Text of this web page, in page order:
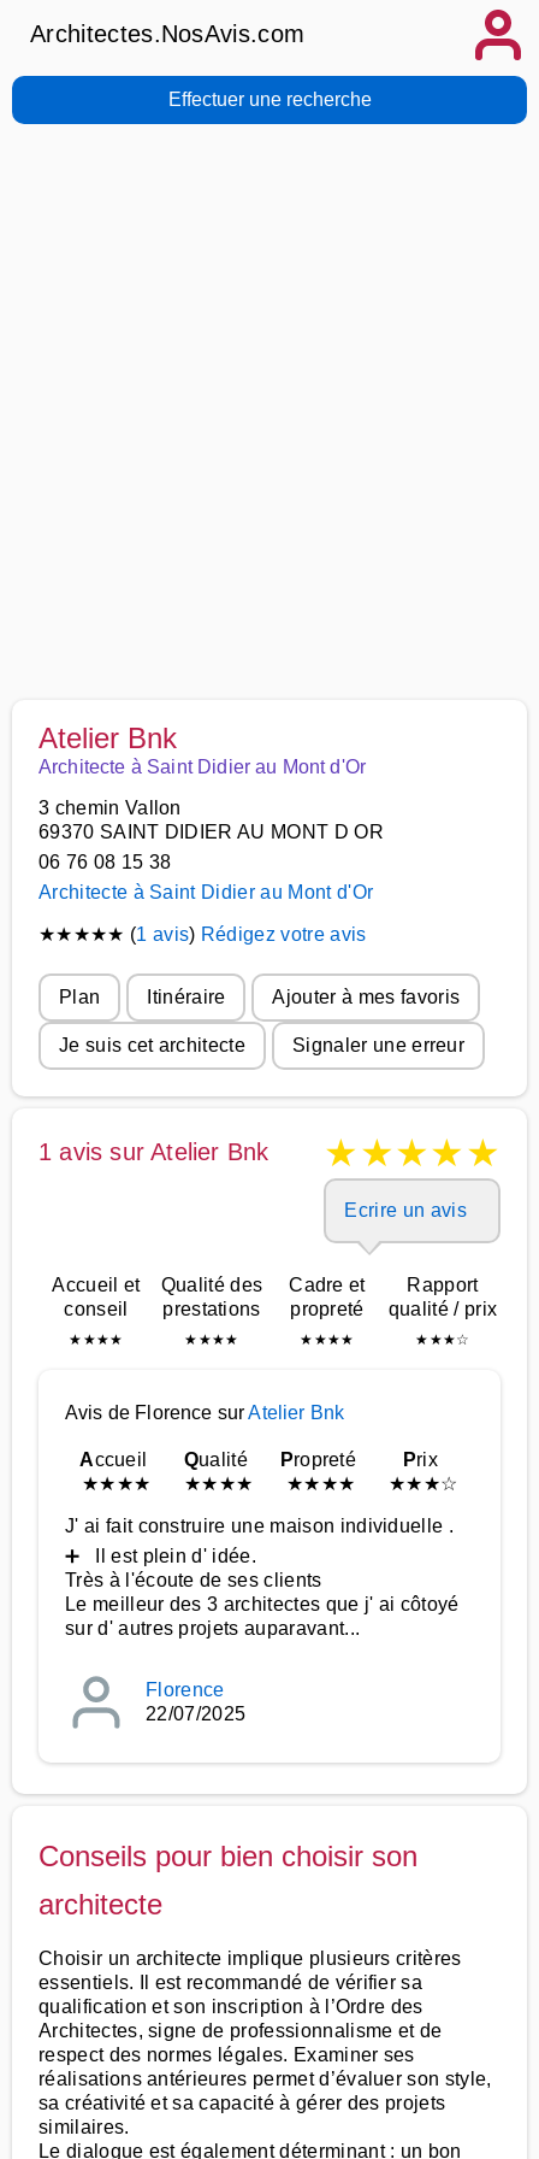
Architectes.NosAvis.com
Effectuer une recherche
Atelier Bnk
Architecte à Saint Didier au Mont d'Or
3 chemin Vallon
69370 SAINT DIDIER AU MONT D OR
06 76 08 15 38
Architecte à Saint Didier au Mont d'Or
★★★★★ (1 avis) Rédigez votre avis
Plan Itinéraire Ajouter à mes favoris
Je suis cet architecte Signaler une erreur
1 avis sur Atelier Bnk ★★★★★
Ecrire un avis
Accueil et
conseil
★ ★★★
Qualité des
prestations
★ ★★★
Cadre et
propreté
★ ★★★
Rapport
qualité / prix
★ ★★☆
Avis de Florence surAtelier Bnk
Accueil
★★★★
Qualité
★★★★
Propreté
★★★★
Prix
★★★☆
J' ai fait construire une maison individuelle .
➕ Il est plein d' idée.
Très à l'écoute de ses clients
Le meilleur des 3 architectes que j' ai côtoyé
sur d' autres projets auparavant...
Florence
22/07/2025
Conseils pour bien choisir son
architecte
Choisir un architecte implique plusieurs critères
essentiels. Il est recommandé de vérifier sa
qualification et son inscription à l’Ordre des
Architectes, signe de professionnalisme et de
respect des normes légales. Examiner ses
réalisations antérieures permet d’évaluer son style,
sa créativité et sa capacité à gérer des projets
similaires.
Le dialogue est également déterminant : un bon